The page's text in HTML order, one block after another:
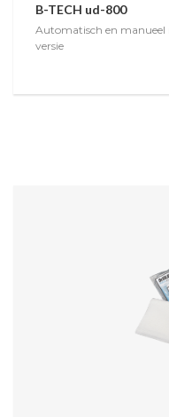
B-TECH ud-800
Automatisch en manueel
versie